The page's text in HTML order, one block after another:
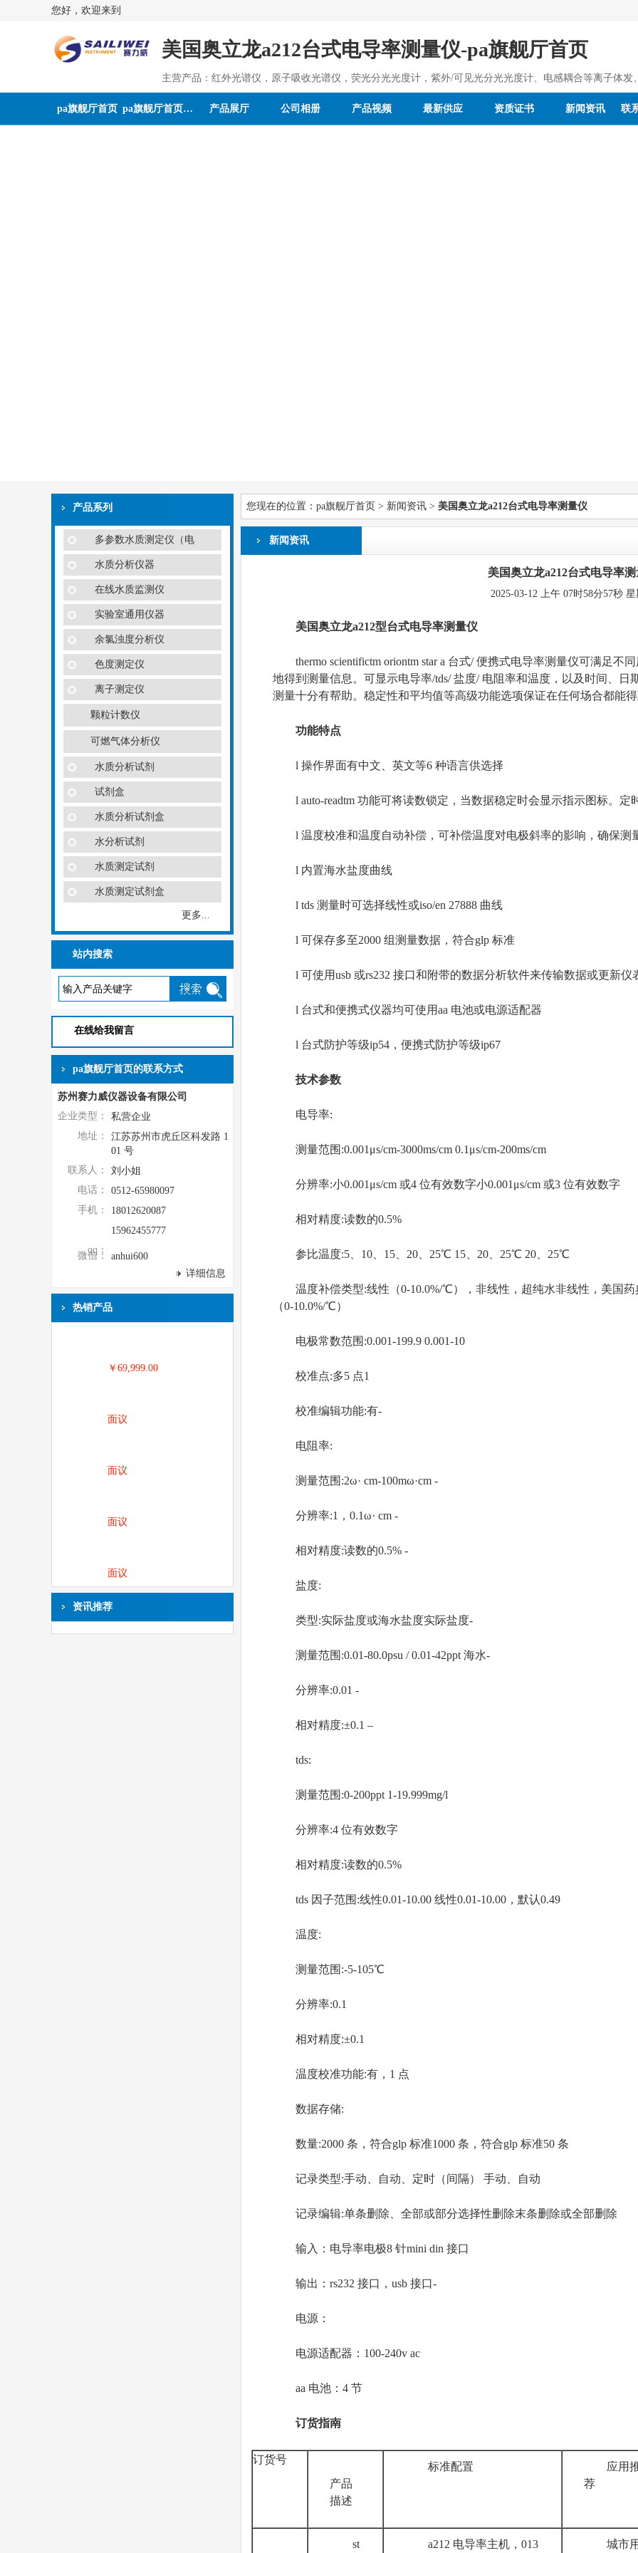
您好，欢迎来到
美国奥立龙a212台式电导率测量仪-pa旗舰厅首页
主营产品：红外光谱仪，原子吸收光谱仪，荧光分光光度计，紫外/可见光分光光度计、电感耦合等离子体发
pa旗舰厅首页 pa旗舰厅首页的介绍 产品展厅 公司相册 产品视频 最新供应 资质证书 新闻资讯
您现在的位置： pa旗舰厅首页 > 新闻资讯 > 美国奥立龙a212台式电导率测量仪
新闻资讯
美国奥立龙a212台式电导率
2025-03-12 上午 07时58分57秒
美国奥立龙a212型台式电导率测量仪
thermo scientifictm oriontm star a 台式/ 便携式电导率测量仪可满足不
地得到测量信息。可显示电导率/tds/ 盐度/ 电阻率和温度，以及时间、
测量十分有帮助。稳定性和平均值等高级功能选项保证在任何场合都能
功能特点
l 操作界面有中文、英文等6 种语言供选择
l auto-readtm 功能可将读数锁定，当数据稳定时会显示指示图标。定
l 温度校准和温度自动补偿，可补偿温度对电极斜率的影响，确保测
l 内置海水盐度曲线
l tds 测量时可选择线性或iso/en 27888 曲线
l 可保存多至2000 组测量数据，符合glp 标准
l 可使用usb 或rs232 接口和附带的数据分析软件来传输数据或更新仪
l 台式和便携式仪器均可使用aa 电池或电源适配器
l 台式防护等级ip54，便携式防护等级ip67
技术参数
电导率:
测量范围:0.001μs/cm-3000ms/cm 0.1μs/cm-200ms/cm
分辨率:小0.001μs/cm 或4 位有效数字小0.001μs/cm 或3 位有效数字
相对精度:读数的0.5%
参比温度:5、10、15、20、25℃ 15、20、25℃ 20、25℃
温度补偿类型:线性（0-10.0%/℃），非线性，超纯水非线性，美国药
（0-10.0%/℃）
电极常数范围:0.001-199.9 0.001-10
校准点:多5 点1
校准编辑功能:有-
电阻率:
测量范围:2ω· cm-100mω·cm -
分辨率:1，0.1ω· cm -
相对精度:读数的0.5% -
盐度:
类型:实际盐度或海水盐度实际盐度-
测量范围:0.01-80.0psu / 0.01-42ppt 海水-
分辨率:0.01 -
相对精度:±0.1 –
tds:
测量范围:0-200ppt 1-19.999mg/l
分辨率:4 位有效数字
相对精度:读数的0.5%
tds 因子范围:线性0.01-10.00 线性0.01-10.00，默认0.49
温度:
测量范围:-5-105℃
分辨率:0.1
相对精度:±0.1
温度校准功能:有，1 点
数据存储:
数量:2000 条，符合glp 标准1000 条，符合glp 标准50 条
记录类型:手动、自动、定时（间隔） 手动、自动
记录编辑:单条删除、全部或部分选择性删除末条删除或全部删除
输入：电导率电极8 针mini din 接口
输出：rs232 接口，usb 接口-
电源：
电源适配器：100-240v ac
aa 电池：4 节
订货指南
订货号
产品
描述
标准配置
应用
荐
st a212 电导率主机，013 城市
产品系列
多参数水质测定仪（电
水质分析仪器
在线水质监测仪
实验室通用仪器
余氯浊度分析仪
色度测定仪
离子测定仪
颗粒计数仪
可燃气体分析仪
水质分析试剂
试剂盒
水质分析试剂盒
水分析试剂
水质测定试剂
水质测定试剂盒
更多...
站内搜索
在线给我留言
pa旗舰厅首页的联系方式
苏州赛力威仪器设备有限公司
企业类型：
私营企业
地址：
江苏苏州市虎丘区科发路 1
01 号
联系人：
刘小姐
电话：
0512-65980097
手机：
18012620087
15962455777
qq：
微信：
anhui600
详细信息
热销产品
￥69,999.00
面议
面议
面议
面议
资讯推荐